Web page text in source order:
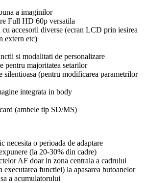
a imaginilor
Full HD 60p versatila
accesorii diverse (ecran LCD prin iesirea
extern etc)
si modalitati de personalizare
pentru majoritatea setarilor
silentioasa (pentru modificarea parametrilor
integrata in body
(ambele tip SD/MS)
necesita o perioada de adaptare
(la 20-30% din cadre)
AF doar in zona centrala a cadrului
executarea functiei) la apasarea butoanelor
a acumulatorului